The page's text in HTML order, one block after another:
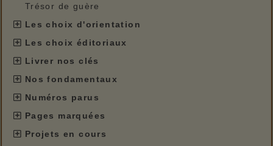
Trésor de guère
Les choix d'orientation
Les choix éditoriaux
Livrer nos clés
Nos fondamentaux
Numéros parus
Pages marquées
Projets en cours